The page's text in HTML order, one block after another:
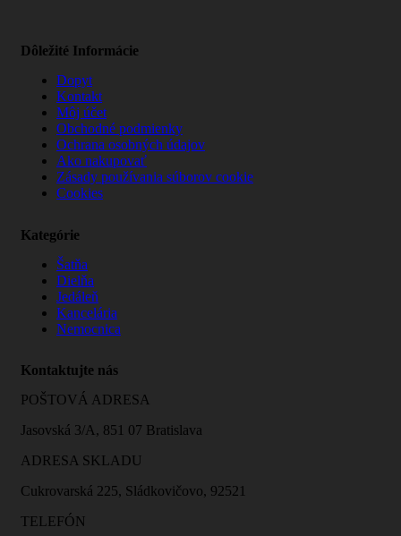
Dôležité Informácie
Dopyt
Kontakt
Môj účet
Obchodné podmienky
Ochrana osobných údajov
Ako nakupovať
Zásady používania súborov cookie
Cookies
Kategórie
Šatňa
Dielňa
Jedáleň
Kancelária
Nemocnica
Kontaktujte nás
POŠTOVÁ ADRESA
Jasovská 3/A, 851 07 Bratislava
ADRESA SKLADU
Cukrovarská 225, Sládkovičovo, 92521
TELEFÓN